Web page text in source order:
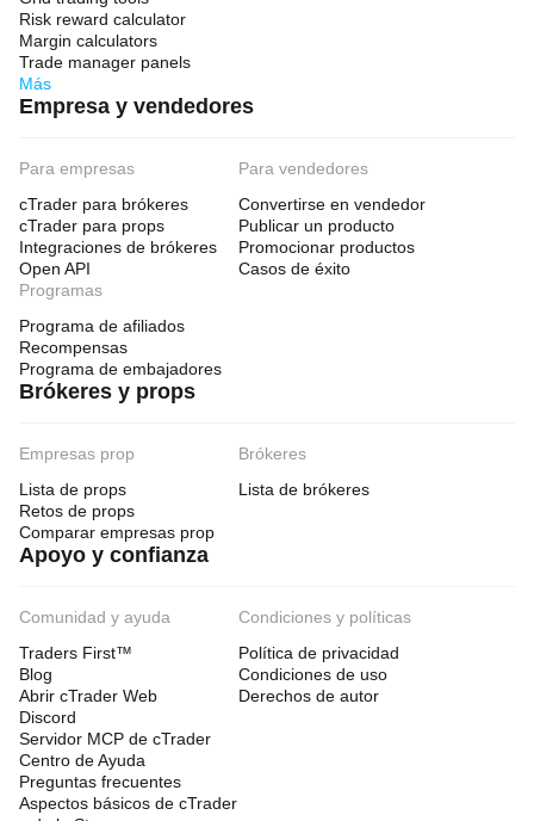
Risk reward calculator
Margin calculators
Trade manager panels
Más
Empresa y vendedores
Para empresas
cTrader para brókeres
cTrader para props
Integraciones de brókeres
Open API
Para vendedores
Convertirse en vendedor
Publicar un producto
Promocionar productos
Casos de éxito
Programas
Programa de afiliados
Recompensas
Programa de embajadores
Brókeres y props
Empresas prop
Lista de props
Retos de props
Comparar empresas prop
Brókeres
Lista de brókeres
Apoyo y confianza
Comunidad y ayuda
Traders First™
Blog
Abrir cTrader Web
Discord
Servidor MCP de cTrader
Centro de Ayuda
Preguntas frecuentes
Aspectos básicos de cTrader
Condiciones y políticas
Política de privacidad
Condiciones de uso
Derechos de autor